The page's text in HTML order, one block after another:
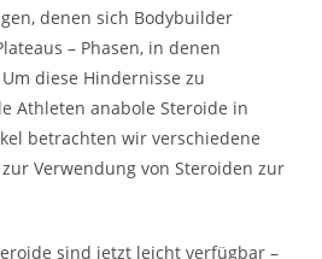
denen sich Bodybuilder
– Phasen, in denen
diese Hindernisse zu
Athleten anabole Steroide in
betrachten wir verschiedene
Verwendung von Steroiden zur
sind jetzt leicht verfügbar –